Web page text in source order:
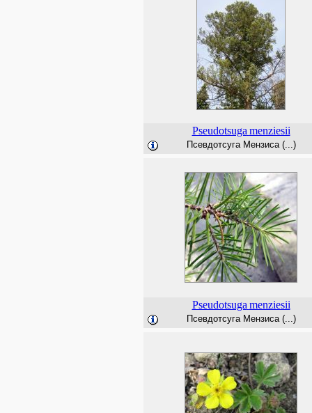
Pseudotsuga menziesii
Псевдотсуга Мензиса (...)
Pseudotsuga menziesii
Псевдотсуга Мензиса (...)